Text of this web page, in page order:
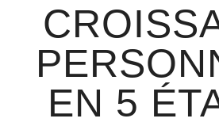
EN 5